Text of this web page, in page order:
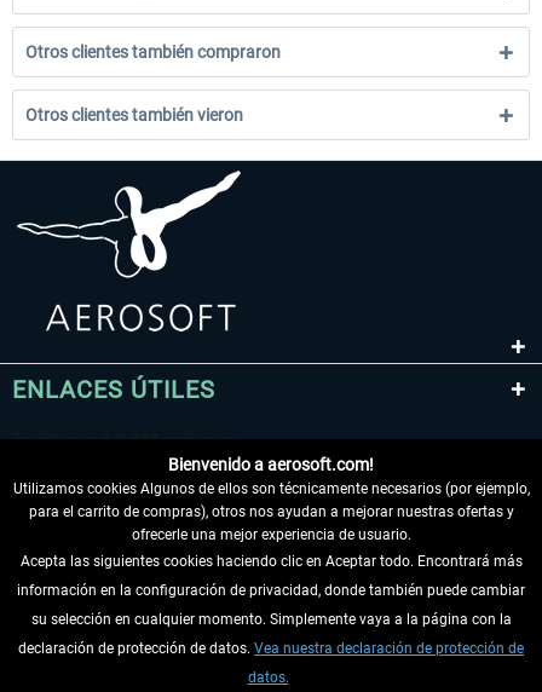
Otros clientes también compraron
Otros clientes también vieron
ENLACES ÚTILES
DESISTIR DEL CONTRATO
INFORMACIÓN
Bienvenido a aerosoft.com!
Utilizamos cookies Algunos de ellos son técnicamente necesarios (por ejemplo,
para el carrito de compras), otros nos ayudan a mejorar nuestras ofertas y
ofrecerle una mejor experiencia de usuario.
Acepta las siguientes cookies haciendo clic en Aceptar todo. Encontrará más
información en la configuración de privacidad, donde también puede cambiar
su selección en cualquier momento. Simplemente vaya a la página con la
declaración de protección de datos. Vea nuestra declaración de protección de
datos.